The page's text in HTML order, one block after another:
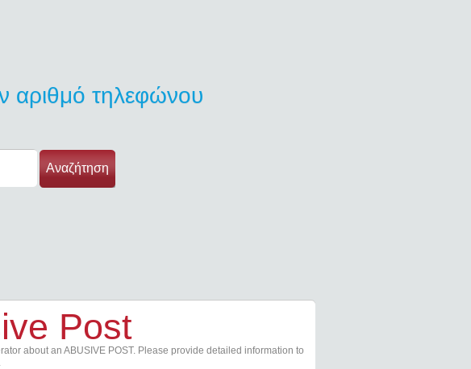
αριθμό τηλεφώνου
Αναζήτηση
Post
about an ABUSIVE POST. Please provide detailed information to